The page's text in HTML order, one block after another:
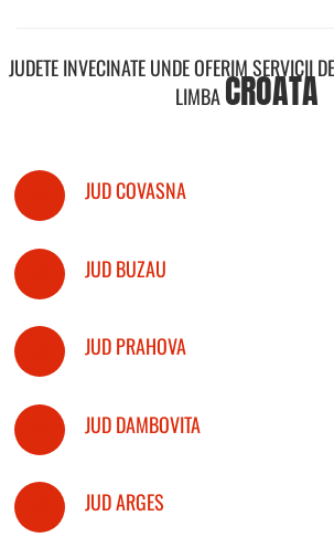
JUDETE INVECINATE UNDE OFERIM SERVICII
LIMBACROATA
JUD COVASNA
JUD BUZAU
JUD PRAHOVA
JUD DAMBOVITA
JUD ARGES